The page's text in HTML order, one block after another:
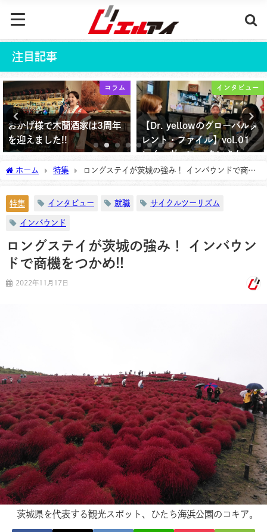
注目記事
コラム
様で木蘭酒家は3周年
ました!!
インタビュー
【Dr. yellowのグローバルタ
レント・ファイル】vol.01
レイ・ヴァン・ タンさん
2025年9月5日
カン
か？
ホーム 特集
ロングステイが茨城の強み！ インバウンドで商機
特集 インタビュー 就職 サイクルツーリズム
インバウンド
ロングステイが茨城の強み！ インバウン
ドで商機をつかめ!!
2022年11月17日
茨城県を代表する観光スポット、ひたち海浜公園のコキア。